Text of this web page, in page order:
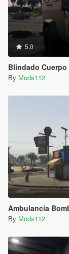
5.0
Blindado
By Mods112
Ambulancia
By Mods112